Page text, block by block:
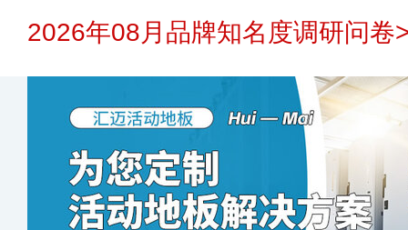
2026年08月品牌知名度调研问卷